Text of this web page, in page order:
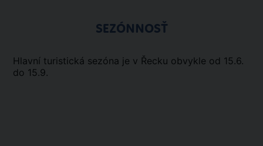
SEZÓNNOSŤ
Hlavní turistická sezóna je v Řecku obvykle od 15.6.
do 15.9.